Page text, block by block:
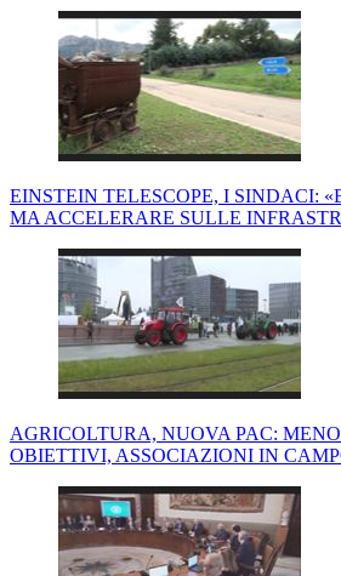
EINSTEIN TELESCOPE, I SINDACI:
MA ACCELERARE SULLE
AGRICOLTURA, NUOVA PAC:
OBIETTIVI, ASSOCIAZIONI IN